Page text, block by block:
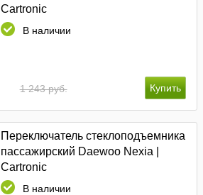
Cartronic
В наличии
1 243 руб.
Переключатель стеклоподъемника
пассажирский Daewoo Nexia |
Cartronic
В наличии